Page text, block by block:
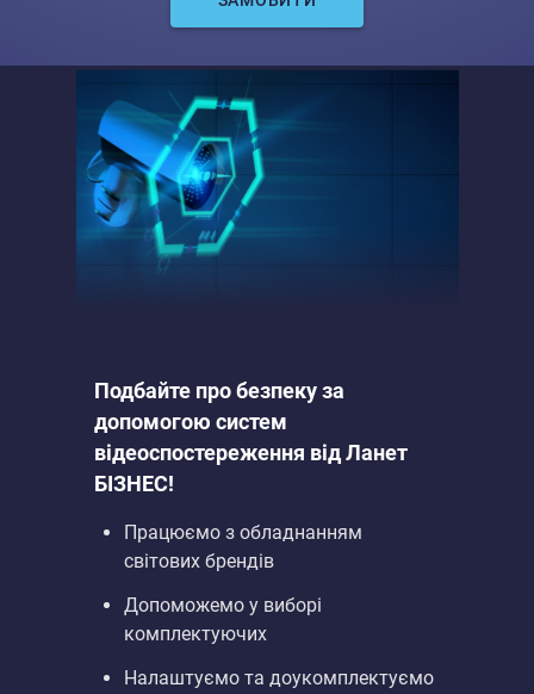
Подбайте про безпеку за
допомогою систем
відеоспостереження від Ланет
БІЗНЕС!
Працюємо з обладнанням
світових брендів
Допоможемо у виборі
комплектуючих
Налаштуємо та доукомплектуємо